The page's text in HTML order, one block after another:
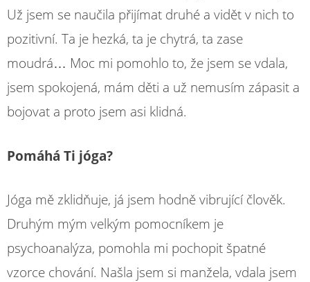
Už jsem se naučila přijímat druhé a vidět v nich to
pozitivní. Ta je hezká, ta je chytrá, ta zase
moudrá… Moc mi pomohlo to, že jsem se vdala,
jsem spokojená, mám děti a už nemusím zápasit a
bojovat a proto jsem asi klidná.
Pomáhá Ti jóga?
Jóga mě zklidňuje, já jsem hodně vibrující člověk.
Druhým mým velkým pomocníkem je
psychoanalýza, pomohla mi pochopit špatné
vzorce chování. Našla jsem si manžela, vdala jsem